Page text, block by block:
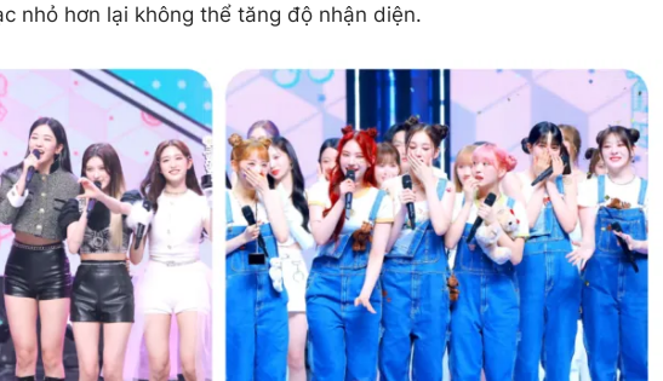
nhỏ hơn lại không thể tăng độ nhận diện.